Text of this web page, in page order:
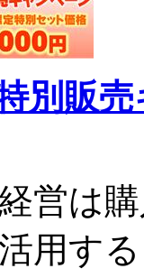
別販売
営は
用す